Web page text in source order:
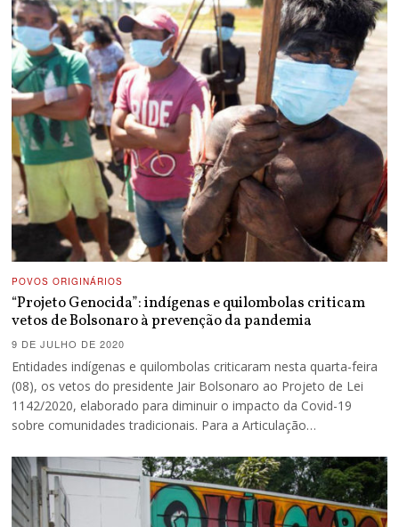
POVOS ORIGINÁRIOS
“Projeto Genocida”: indígenas e quilombolas criticam
vetos de Bolsonaro à prevenção da pandemia
9 DE JULHO DE 2020
Entidades indígenas e quilombolas criticaram nesta quarta-feira
(08), os vetos do presidente Jair Bolsonaro ao Projeto de Lei
1142/2020, elaborado para diminuir o impacto da Covid-19
sobre comunidades tradicionais. Para a Articulação…